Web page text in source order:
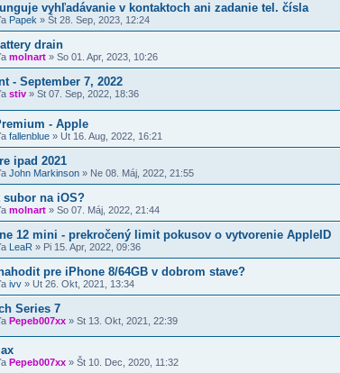
vyhľadávanie v kontaktoch ani zadanie tel. čísla
Papek » Št 28. Sep, 2023, 12:24
drain
molnart » So 01. Apr, 2023, 10:26
- September 7, 2022
stiv » St 07. Sep, 2022, 18:36
- Apple
fallenblue » Ut 16. Aug, 2022, 16:21
ipad 2021
John Markinson » Ne 08. Máj, 2022, 21:55
subor na iOS?
molnart » So 07. Máj, 2022, 21:44
12 mini - prekročený limit pokusov o vytvorenie AppleID
LeaR » Pi 15. Apr, 2022, 09:36
pre iPhone 8/64GB v dobrom stave?
ivv » Ut 26. Okt, 2021, 13:34
Series 7
Pepeb007xx » St 13. Okt, 2021, 22:39
Pepeb007xx » Št 10. Dec, 2020, 11:32